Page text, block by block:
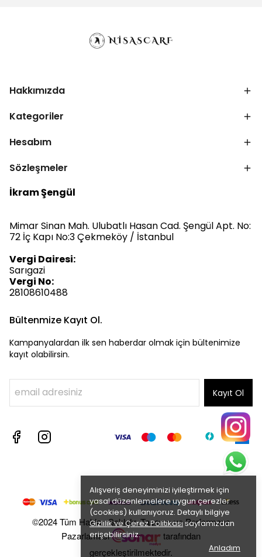
Alışveriş deneyiminizi iyileştirmek için
yasal düzenlemelere uygun çerezler
(cookies) kullanıyoruz. Detaylı bilgiye
Gizlilik ve Çerez Politikasısayfamızdan
erişebilirsiniz.
Anladım
Hakkımızda
Kategoriler
Hesabım
Sözleşmeler
İkram Şengül
Mimar Sinan Mah. Ulubatlı Hasan Cad. Şengül Apt. No:
72 İç Kapı No:3 Çekmeköy / İstanbul
Vergi Dairesi:
Sarıgazi
Vergi No:
28108610488
Bültenmize Kayıt Ol.
Kampanyalardan ilk sen haberdar olmak için bültenimize
kayıt olabilirsin.
Kayıt Ol
©2024 Tüm Hakları Saklıdır. Tasarım ve Performans
Pazarlaması
tarafından
gerçekleştirilmektedir.